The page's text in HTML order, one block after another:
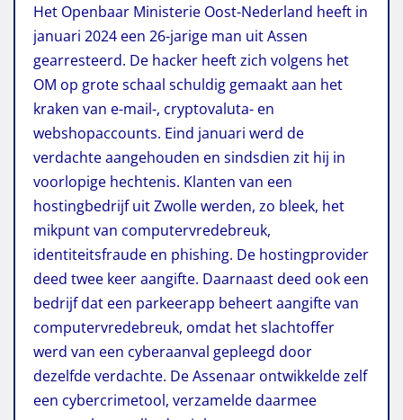
Het Openbaar Ministerie Oost-Nederland heeft in
januari 2024 een 26-jarige man uit Assen
gearresteerd. De hacker heeft zich volgens het
OM op grote schaal schuldig gemaakt aan het
kraken van e-mail-, cryptovaluta- en
webshopaccounts. Eind januari werd de
verdachte aangehouden en sindsdien zit hij in
voorlopige hechtenis. Klanten van een
hostingbedrijf uit Zwolle werden, zo bleek, het
mikpunt van computervredebreuk,
identiteitsfraude en phishing. De hostingprovider
deed twee keer aangifte. Daarnaast deed ook een
bedrijf dat een parkeerapp beheert aangifte van
computervredebreuk, omdat het slachtoffer
werd van een cyberaanval gepleegd door
dezelfde verdachte. De Assenaar ontwikkelde zelf
een cybercrimetool, verzamelde daarmee